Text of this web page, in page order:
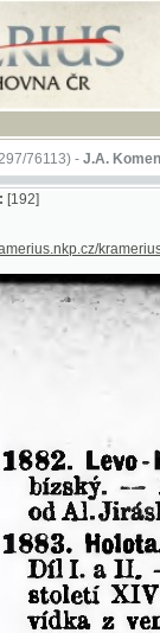
-J.A. Komenského
kramerius/